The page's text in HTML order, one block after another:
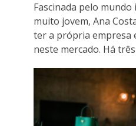
Fascinada pelo
muito jovem, Ana
ter a própria empresa
neste mercado. Há